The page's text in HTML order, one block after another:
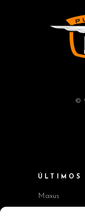
©
ÚLTIMOS
Maxus